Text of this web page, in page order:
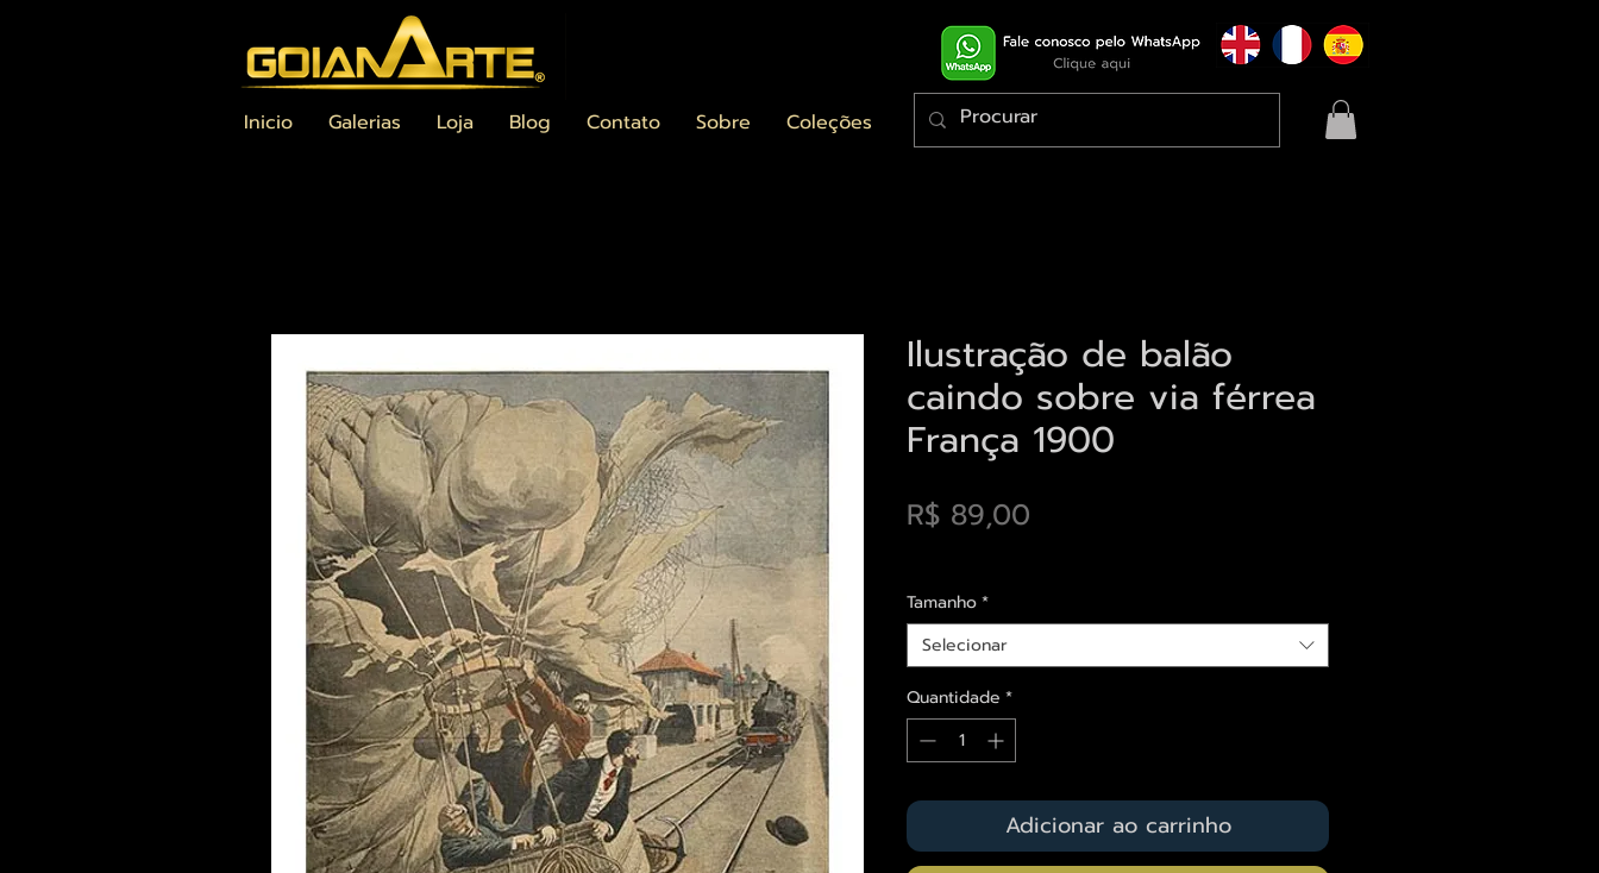
Inicio Galerias Loja Blog Contato Sobre Coleções
Ilustração de balão
caindo sobre via férrea
França 1900
R$ 89,00
Tamanho*
Selecionar
Quantidade *
Adicionar ao carrinho